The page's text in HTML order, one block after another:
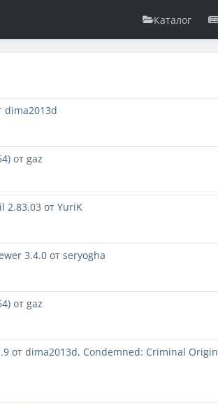
Каталог
dima2013d
от gaz
2.83.03 от YuriK
3.4.0 от seryogha
от gaz
от dima2013d, Condemned: Criminal